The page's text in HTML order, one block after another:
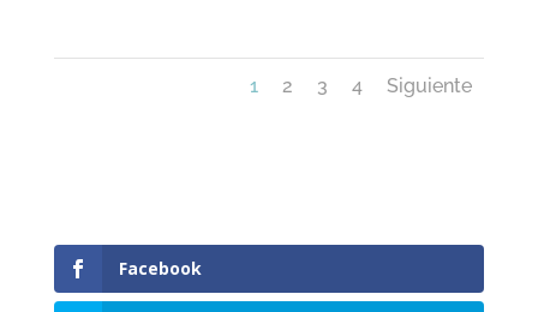
1 2 3 4 Siguiente
Facebook